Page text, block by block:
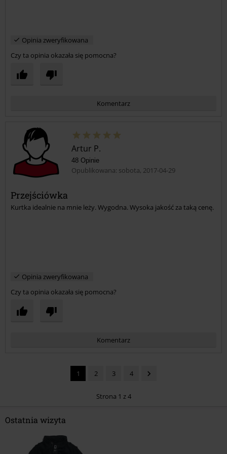
Opinia zweryfikowana
Czy ta opinia okazała się pomocna?
Komentarz
Prześlij komentarz
Artur P.
48 Opinie
Opublikowana: sobota, 2017-04-29
Przejściówka
Kurtka idealnie na mnie leży. Wygodna. Wysoka jakość za taką cenę.
Opinia zweryfikowana
Czy ta opinia okazała się pomocna?
Komentarz
Prześlij komentarz
1 2 3 4
Strona 1 z 4
Ostatnia wizyta